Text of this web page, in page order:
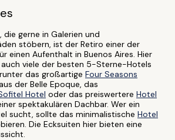
die gerne in Galerien und
stöbern, ist der Retiro einer der
einen Aufenthalt in Buenos Aires. Hier
viele der besten 5-Sterne-Hotels
das großartige Four Seasons
der Belle Epoque, das
Hotel oder das preiswertere Hotel
spektakulären Dachbar. Wer ein
sucht, sollte das minimalistische Hotel
Die Ecksuiten hier bieten eine